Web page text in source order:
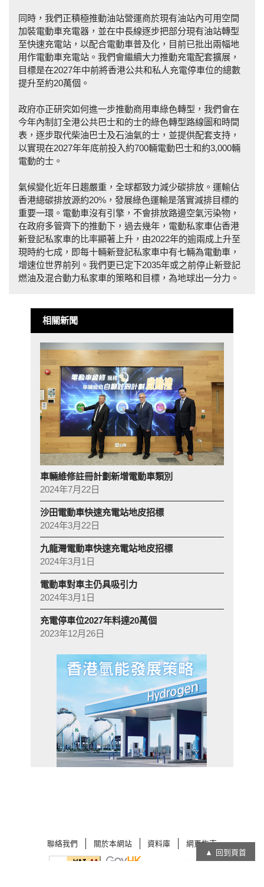
同時，我們正積極推動油站營運商於現有油站內可用空間
加裝電動車充電器，並在中長線逐步把部分現有油站轉型
至快速充電站，以配合電動車普及化，目前已批出兩幅地
用作電動車充電站。我們會繼續大力推動充電配套擴展，
目標是在2027年中前將香港公共和私人充電停車位的總數
提升至約20萬個。
政府亦正研究如何進一步推動商用車綠色轉型，我們會在
今年內制訂全港公共巴士和的士的綠色轉型路線圖和時間
表，逐步取代柴油巴士及石油氣的士，並提供配套支持，
以實現在2027年年底前投入約700輛電動巴士和約3,000輛
電動的士。
氣候變化近年日趨嚴重，全球都致力減少碳排放。運輸佔
香港總碳排放源約20%，發展綠色運輸是落實減排目標的
重要一環。電動車沒有引擎，不會排放路邊空氣污染物，
在政府多管齊下的推動下，過去幾年，電動私家車佔香港
新登記私家車的比率顯著上升，由2022年的逾兩成上升至
現時約七成，即每十輛新登記私家車中有七輛為電動車，
增速位世界前列。我們更已定下2035年或之前停止新登記
燃油及混合動力私家車的策略和目標，為地球出一分力。
相關新聞
車輛維修註冊計劃新增電動車類別
2024年7月22日
沙田電動車快速充電站地皮招標
2024年3月22日
九龍灣電動車快速充電站地皮招標
2024年3月1日
電動車對車主仍具吸引力
2024年3月1日
充電停車位2027年料達20萬個
2023年12月26日
聯絡我們 關於本網站 資料庫 網頁指南
回到頁首